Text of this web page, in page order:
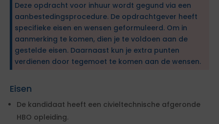
Deze opdracht voor inhuur wordt gegund via een
aanbestedingsprocedure. De opdrachtgever heeft
specifieke eisen en wensen geformuleerd. Om in
aanmerking te komen, dien je te voldoen aan de
gestelde eisen. Daarnaast kun je extra punten
verdienen door tegemoet te komen aan de wensen.
Eisen
De kandidaat heeft een civieltechnische afgeronde
HBO opleiding.